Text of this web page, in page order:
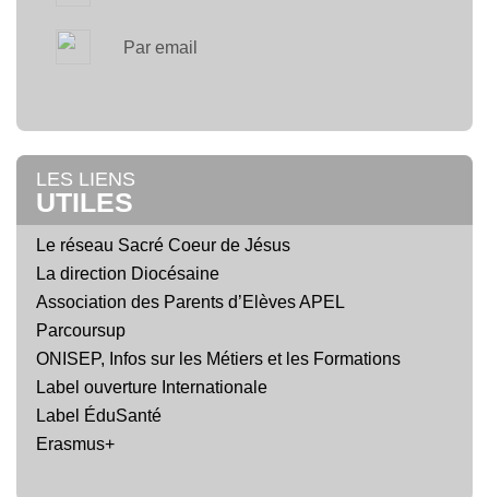
Par email
LES LIENS
UTILES
Le réseau Sacré Coeur de Jésus
La direction Diocésaine
Association des Parents d’Elèves APEL
Parcoursup
ONISEP, Infos sur les Métiers et les Formations
Label ouverture Internationale
Label ÉduSanté
Erasmus+